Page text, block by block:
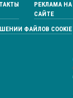
РЕКЛАМА НА
САЙТЕ
ФАЙЛОВ COOKIE